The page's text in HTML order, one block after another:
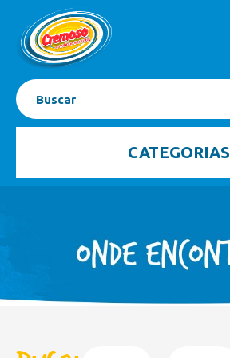
CATEGORIAS
Bombom Gelado
Caixas
INICIAL
PRODUTOS
A EMPRESA
SEJA FRANQUEADO
CONTATO